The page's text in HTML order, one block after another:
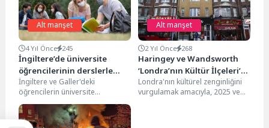
Alt manşet
4 Yıl Önce 245
İngiltere’de üniversite
öğrencilerinin derslerle
ilgili şikayetleri rekor
seviyeye ulaştı
İngiltere ve Galler'deki
öğrencilerin üniversite
dersleriyle ilgili şikayetleri geçen
yıl rekor seviyeye ulaştı.
Bağımsız Yargıç...
Alt manşet
2 Yıl Önce 268
Haringey ve Wandsworth
‘Londra’nın Kültür İlçeleri’
seçildi
Londra'nın kültürel zenginliğini
vurgulamak amacıyla, 2025 ve